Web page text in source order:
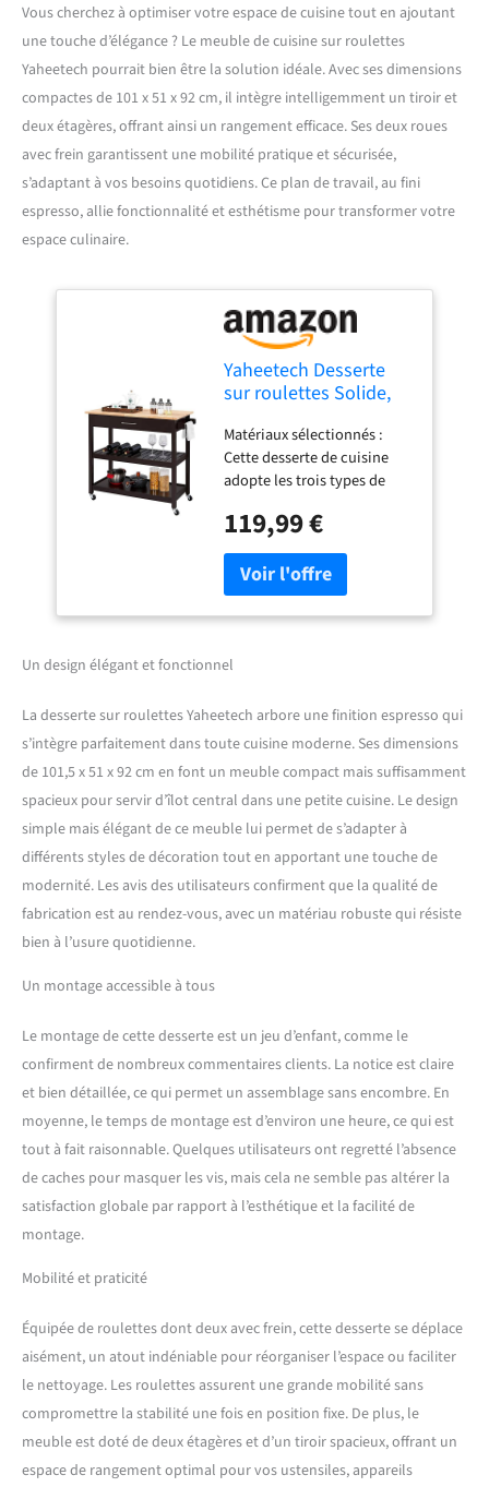
Vous cherchez à optimiser votre espace de cuisine tout en ajoutant
une touche d’élégance ? Le meuble de cuisine sur roulettes
Yaheetech pourrait bien être la solution idéale. Avec ses dimensions
compactes de 101 x 51 x 92 cm, il intègre intelligemment un tiroir et
deux étagères, offrant ainsi un rangement efficace. Ses deux roues
avec frein garantissent une mobilité pratique et sécurisée,
s’adaptant à vos besoins quotidiens. Ce plan de travail, au fini
espresso, allie fonctionnalité et esthétisme pour transformer votre
espace culinaire.
Yaheetech Desserte
sur roulettes Solide,
Espresso
Matériaux sélectionnés :
Cette desserte de cuisine
adopte les trois types de
sûr, un bois massif résistant
aux chocs. Pieds en pin, un
bois massif solide. Le reste
en MDF classé E1, un
matériau sécurisé pour
tiroir coulissant: Notre
d'un tiroir spacieux sur des
glissières à extension
complète, offrant un espace
de rangement hors de vue
pour les ustensiles de
cuisine Étagère range-
bouteilles: Avec des
emplacements répartis sur
l’étagère au milieu, cet îlot
central de cuisine facilite le
roulettes rotatives à 360°,
vous pouvez pousser ce
chariot de cuisine comme
vous le souhaitez. Ses deux
roulettes avec freins pour
que vous puissiez
verrouiller le chariot en
place Facile à monter: Un
assemblage simple est
le matériel et les outils
nécessaires est à vous pour
une installation rapide et
facile
119,99 €
Un design élégant et fonctionnel
La desserte sur roulettes Yaheetech arbore une finition espresso qui
s’intègre parfaitement dans toute cuisine moderne. Ses dimensions
de 101,5 x 51 x 92 cm en font un meuble compact mais suffisamment
spacieux pour servir d’îlot central dans une petite cuisine. Le design
simple mais élégant de ce meuble lui permet de s’adapter à
différents styles de décoration tout en apportant une touche de
modernité. Les avis des utilisateurs confirment que la qualité de
fabrication est au rendez-vous, avec un matériau robuste qui résiste
bien à l’usure quotidienne.
Un montage accessible à tous
Le montage de cette desserte est un jeu d’enfant, comme le
confirment de nombreux commentaires clients. La notice est claire
et bien détaillée, ce qui permet un assemblage sans encombre. En
moyenne, le temps de montage est d’environ une heure, ce qui est
tout à fait raisonnable. Quelques utilisateurs ont regretté l’absence
de caches pour masquer les vis, mais cela ne semble pas altérer la
satisfaction globale par rapport à l’esthétique et la facilité de
montage.
Mobilité et praticité
Équipée de roulettes dont deux avec frein, cette desserte se déplace
aisément, un atout indéniable pour réorganiser l’espace ou faciliter
le nettoyage. Les roulettes assurent une grande mobilité sans
compromettre la stabilité une fois en position fixe. De plus, le
meuble est doté de deux étagères et d’un tiroir spacieux, offrant un
espace de rangement optimal pour vos ustensiles, appareils